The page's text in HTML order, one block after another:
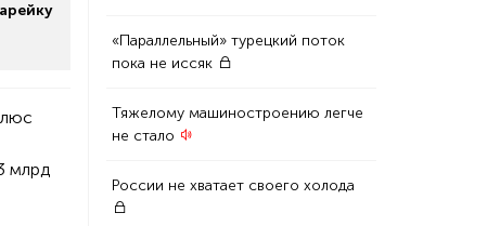
млрд
«Параллельный» турецкий поток
пока не иссяк
Тяжелому машиностроению легче
не стало
России не хватает своего холода